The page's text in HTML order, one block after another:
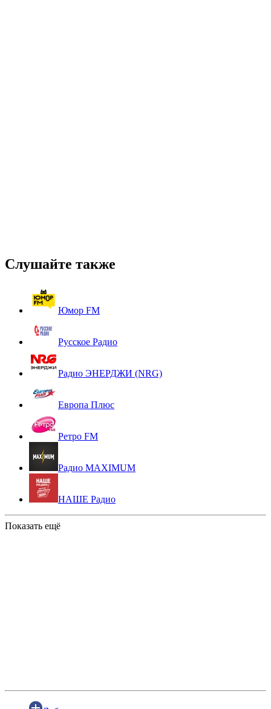
Слушайте также
Юмор FM
Русское Радио
Радио ЭНЕРДЖИ (NRG)
Европа Плюс
Ретро FM
Радио MAXIMUM
НАШЕ Радио
Показать ещё